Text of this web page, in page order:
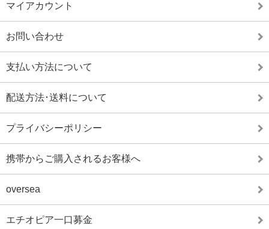
マイアカウント
お問い合わせ
支払い方法について
配送方法･送料について
プライバシーポリシー
携帯からご購入されるお客様へ
oversea
エチオピア一口募金